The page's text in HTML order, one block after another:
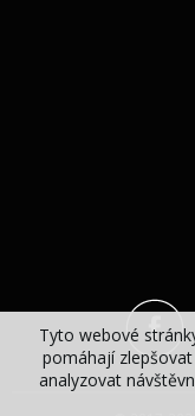
Tyto webové
pomáhají
analyzovat